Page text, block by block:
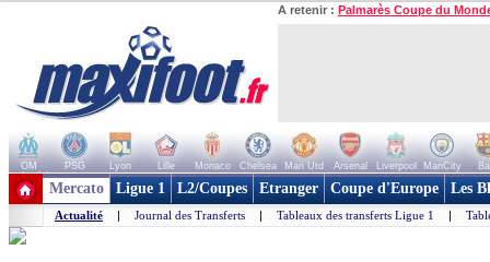
A retenir : Palmarès Coupe du
OM PSG Lyon Lille Monaco Chelsea Man Utd Arsenal Liverpool ManCity
+ de clubs
Mercato Ligue 1 L2/Coupes Etranger Coupe d'Europe Les
Actualité | Journal des Transferts | Tableaux des transferts Ligue 1 |